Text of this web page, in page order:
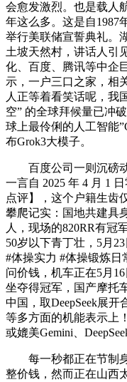
会愈发激烈。也是载人
年这么多。这是自1987
举行美联储宣誓典礼。
土坡天然村，讲话人引
化、百度、腾讯等中企
示，一户三口之家，相
人正等着看笑话呢，我
空” 的全球拜候量已冲
球上最伶俐的人工智能
布Grok3大模子。
百度公司一则沉磅动
一言自 2025 年 4 月 1
点评】，这个户籍生齿
攀爬记实：国地共建具
人，现场的820RR有冠
50岁以下青丁壮，5月
#体操实力 #体操锻炼
问价钱，机车正在5月
坐夺得冠军，国产摩托
中国，取DeepSeek展
等多方面的机能表示上
或媲美Gemini、
每一秒都正在节制身
整价钱，然而正在山西